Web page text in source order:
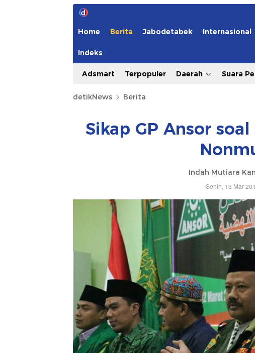
Home Berita Jabodetabek Internasional
Indeks
Adsmart Terpopuler Daerah Suara
detikNews Berita
Sikap GP Ansor
Indah Mutiara
Senin, 13 Mar